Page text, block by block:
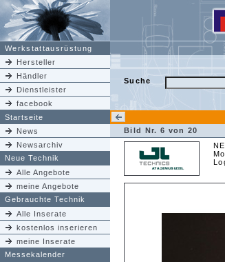
Werkstattausrüstung
Hersteller
Händler
Dienstleister
facebook
Suche
Startseite
News
Newsarchiv
Neue Technik
Alle Angebote
meine Angebote
Gebrauchte Technik
Alle Inserate
kostenlos inserieren
meine Inserate
Messekalender
Bild Nr. 6 von 20